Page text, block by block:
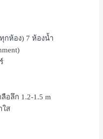
กห้อง) 7 ห้องน้ำ
ลือลึก 1.2-1.5 m
ใส